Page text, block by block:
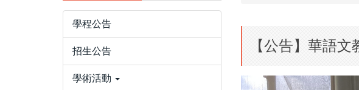
學程公告
招生公告
學術活動
【公告】華語